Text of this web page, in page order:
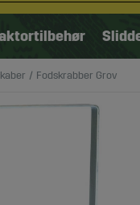
Fodskrabber Grov